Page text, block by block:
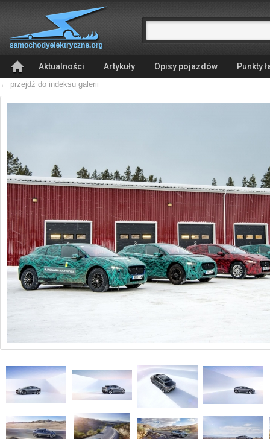
Aktualności Artykuły Opisy pojazdów Punkty
← przejdź do indeksu galerii